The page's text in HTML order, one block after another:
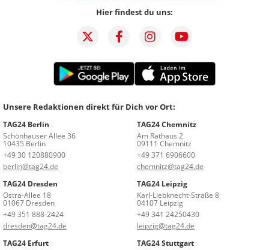
Hier findest du uns:
Unsere Redaktionen direkt für Dich vor Ort:
TAG24 Berlin
Schönhauser Allee 36
10435 Berlin
+49 30 120880900
berlin@tag24.de
TAG24 Chemnitz
Am Rathaus 2
09111 Chemnitz
+49 371 6906600
chemnitz@tag24.de
TAG24 Dresden
Ostra-Allee 18
01067 Dresden
+49 351 888-2424
dresden@tag24.de
TAG24 Leipzig
Karl-Liebknecht-Straße 8
04107 Leipzig
+49 341 24250430
leipzig@tag24.de
TAG24 Erfurt
TAG24 Stuttgart